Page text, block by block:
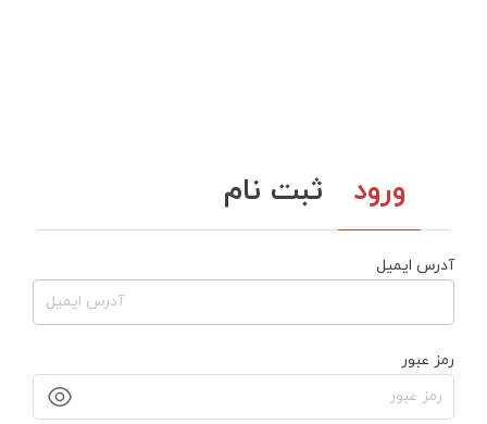
ورود ثبت نام
آدرس ایمیل
رمز عبور